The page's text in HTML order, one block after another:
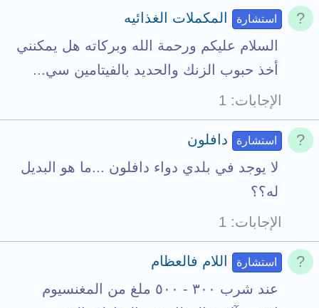
استشارة
المكملات الغذائيه
السلام عليكم ورحمة الله وبركاته هل يمكنني
أخذ حبوب الزنك والحديد بالفيتامين سي...
الإجابات
1
استشارة
دافلون
لا يوجد في بلدي دواء دافلون ...ما هو البديل
له؟؟
الإجابات
1
استشارة
اللام فالعظام
عند شرب ٣٠٠ - ٥٠٠ ملغ من المغنسيوم